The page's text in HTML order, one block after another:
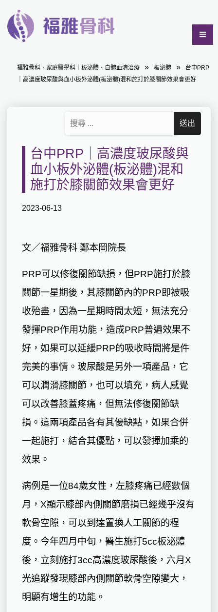
福雅骨科．家庭醫學科｜板泌體、自體血清治療 板泌體
台中PRP
｜高濃度玻尿酸與血小板外泌體(板泌體)混和施打於膝關節效果會更好
台中PRP｜高濃度玻尿酸與
血小板外泌體(板泌體)混和
施打於膝關節效果會更好
2023-06-13
文／福雅骨科 鄭本岡院長
PRP可以修復關節缺損，但PRP施打於膝
關節一星期後，其膝關節內的PRP即被吸
收殆盡，因為一星期時間太短，無法充分
發揮PRP作用功能，造成PRP普遍效果不
好，如果可以延緩PRP的吸收時間將是件
完美的事情。玻尿酸是另外一項產品，它
可以潤滑膝關節，也可以填充，病人感覺
可以改善膝蓋疼痛，但無法修復關節缺
損。這兩項產品各有其優缺點，如果合併
一起施打，結合其優點，可以發揮加乘的
效果。
病例是一位84歲女性，左膝疼痛已經數個
月，X顯示膝部內側關節磨損已經幾乎沒有
軟骨空隙，可以到達置換人工關節的程
度。今年四月中旬，醫生施打5cc板泌體
後，立刻施打3cc高濃度玻尿酸後，六月X
光追蹤發現膝部內側關節軟骨空隙變大，
明顯有增生的功能。